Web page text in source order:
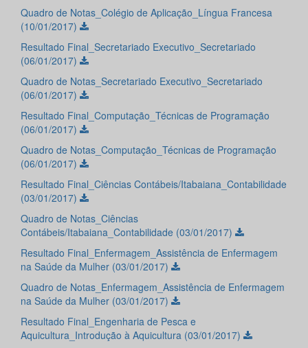
Quadro de Notas_Colégio de Aplicação_Língua Francesa
(10/01/2017)
Resultado Final_Secretariado Executivo_Secretariado
(06/01/2017)
Quadro de Notas_Secretariado Executivo_Secretariado
(06/01/2017)
Resultado Final_Computação_Técnicas de Programação
(06/01/2017)
Quadro de Notas_Computação_Técnicas de Programação
(06/01/2017)
Resultado Final_Ciências Contábeis/Itabaiana_Contabilidade
(03/01/2017)
Quadro de Notas_Ciências
Contábeis/Itabaiana_Contabilidade (03/01/2017)
Resultado Final_Enfermagem_Assistência de Enfermagem
na Saúde da Mulher (03/01/2017)
Quadro de Notas_Enfermagem_Assistência de Enfermagem
na Saúde da Mulher (03/01/2017)
Resultado Final_Engenharia de Pesca e
Aquicultura_Introdução à Aquicultura (03/01/2017)